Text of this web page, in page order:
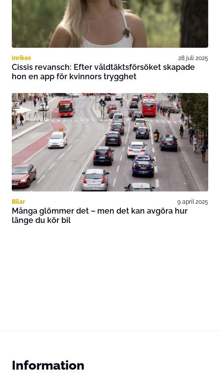
Inrikes 28 juli 2025
Cissis revansch: Efter våldtäktsförsöket skapade
hon en app för kvinnors trygghet
Bilar 9 april 2025
Många glömmer det – men det kan avgöra hur
länge du kör bil
Information